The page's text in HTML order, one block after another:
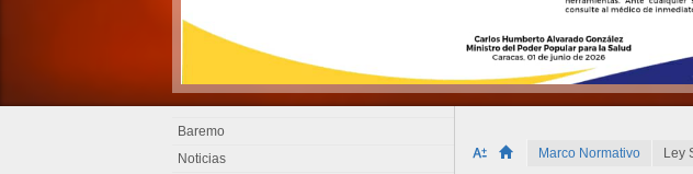
Marco Normativo Ley
Baremo
Noticias